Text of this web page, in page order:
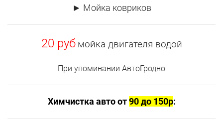
► Мойка ковриков
20 руб мойка двигателя водой
При упоминании АвтоГродно
Химчистка авто от90 до 150р: